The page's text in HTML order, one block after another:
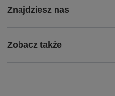
Znajdziesz nas
Zobacz także